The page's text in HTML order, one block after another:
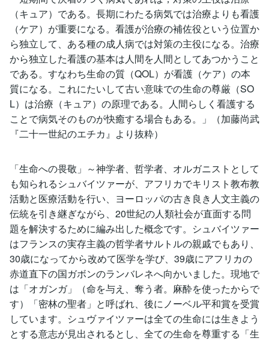
（キュア）である。長期にわたる病気では治療よりも看護
（ケア）が重要になる。看護が治療の補佐役という位置か
ら独立して、ある種の成人病では対策の主役になる。治療
から独立した看護の基本は人間を人間としてあつかうこと
である。すなわち生命の質（QOL）が看護（ケア）の本
質になる。これにたいして古い意味での生命の尊厳（SO
L）は治療（キュア）の原理である。人間らしく看護する
ことで病気そのものが快癒する場合もある。」（加藤尚武
『二十一世紀のエチカ』より抜粋）
「生命への畏敬」～神学者、哲学者、オルガニストとして
も知られるシュバイツァーが、アフリカでキリスト教布教
活動と医療活動を行い、ヨーロッパの古き良き人文主義の
伝統を引き継ぎながら、20世紀の人類社会が直面する問
題を解決するために編み出した概念です。シュバイツァー
はフランスの実存主義の哲学者サルトルの親戚でもあり、
30歳になってから改めて医学を学び、39歳にアフリカの
赤道直下の国ガボンのランバレネへ向かいました。現地で
は「オガンガ」（命を与え、奪う者。麻酔を使ったからで
す）「密林の聖者」と呼ばれ、後にノーベル平和賞を受賞
しています。シュヴァイツァーは全ての生命には生きよう
とする意志が見出されるとし、全ての生命を尊重する「生